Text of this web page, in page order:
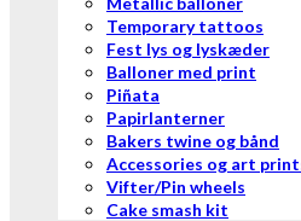
Temporary tattoos
Fest lys og lyskæder
Balloner med print
Piñata
Papirlanterner
Bakers twine og bånd
Accessories og art
Vifter/Pin wheels
Cake smash kit